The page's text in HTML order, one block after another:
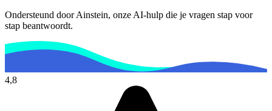
Ondersteund door Ainstein, onze AI-hulp die je vragen stap voor
stap beantwoordt.
4,8